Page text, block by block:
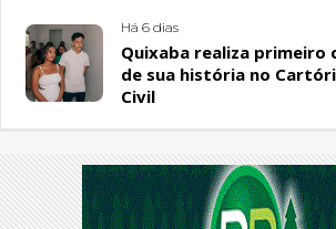
Há 6 dias
Quixaba realiza primeiro
de sua história no
Civil